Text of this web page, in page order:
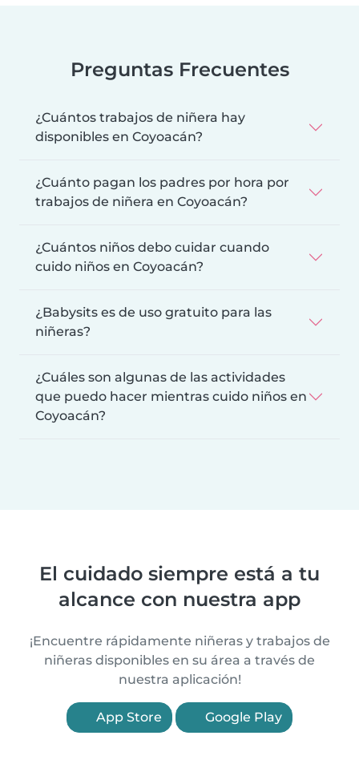
Preguntas Frecuentes
¿Cuántos trabajos de niñera hay
disponibles en Coyoacán?
¿Cuánto pagan los padres por hora por
trabajos de niñera en Coyoacán?
¿Cuántos niños debo cuidar cuando
cuido niños en Coyoacán?
¿Babysits es de uso gratuito para las
niñeras?
¿Cuáles son algunas de las actividades
que puedo hacer mientras cuido niños en
Coyoacán?
El cuidado siempre está a tu
alcance con nuestra app
¡Encuentre rápidamente niñeras y trabajos de
niñeras disponibles en su área a través de
nuestra aplicación!
App Store Google Play